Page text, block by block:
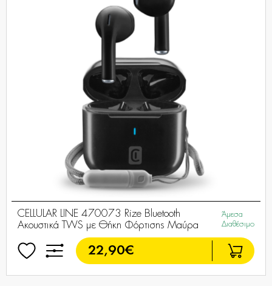
CELLULAR LINE 470073 Rize Bluetooth
Ακουστικά TWS με Θήκη Φόρτισης Μαύρα
Άμεσα
Διαθέσιμο
22,90€